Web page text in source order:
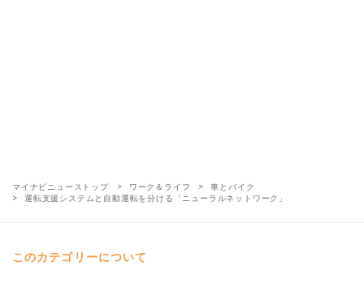
マイナビニューストップ ワーク＆ライフ
車とバイク
運転支援システムと自動運転を分ける「ニューラルネットワーク」
このカテゴリーについて